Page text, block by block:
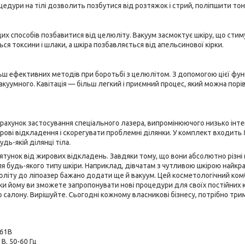
на тілі дозволить позбутися від розтяжок і стрий, поліпшити
позбавитися від целюліту. Вакуум засмоктує шкіру, що
токсини і шлаки, а шкіра позбавляється від апельсинової кірки.
ефективних методів при боротьбі з целюлітом. З допомогою цієї
Кавітація — більш легкий і приємний процес, який можна
застосування спеціального лазера, випромінюючого низько
відкладення і скорегувати проблемні ділянки. У комплект
якій ділянці тіла.
від жирових відкладень. Завдяки тому, що вони абсолютно
будь-якого типу шкіри. Наприклад, дівчатам з чутливою шкірою
до ліпоазер бажано додати ще й вакуум. Цей косметологічний
йому ви зможете запропонувати нові процедури для своїх постійних
салону. Вирішуйте. Сьогодні кожному власникові бізнесу, потрібно
50-60 Гц